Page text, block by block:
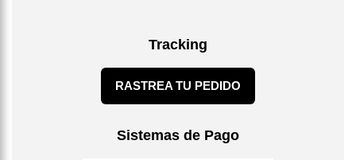
Tracking
RASTREA TU PEDIDO
Sistemas de Pago